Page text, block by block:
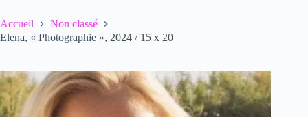
Accueil
Non classé
Elena, « Photographie », 2024 / 15 x 20